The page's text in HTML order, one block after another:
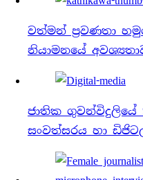
වත්මන් ප්‍රවණතා
නියාමනයේ
ජාතික ගුවන්විදුලියේ
සංවත්සරය හා